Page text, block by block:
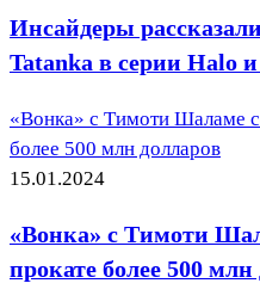
Инсайдеры
Tatanka в серии Halo
«Вонка» с Тимоти Шаламе
более 500 млн долларов
15.01.2024
«Вонка» с Тимоти
прокате более 500 млн